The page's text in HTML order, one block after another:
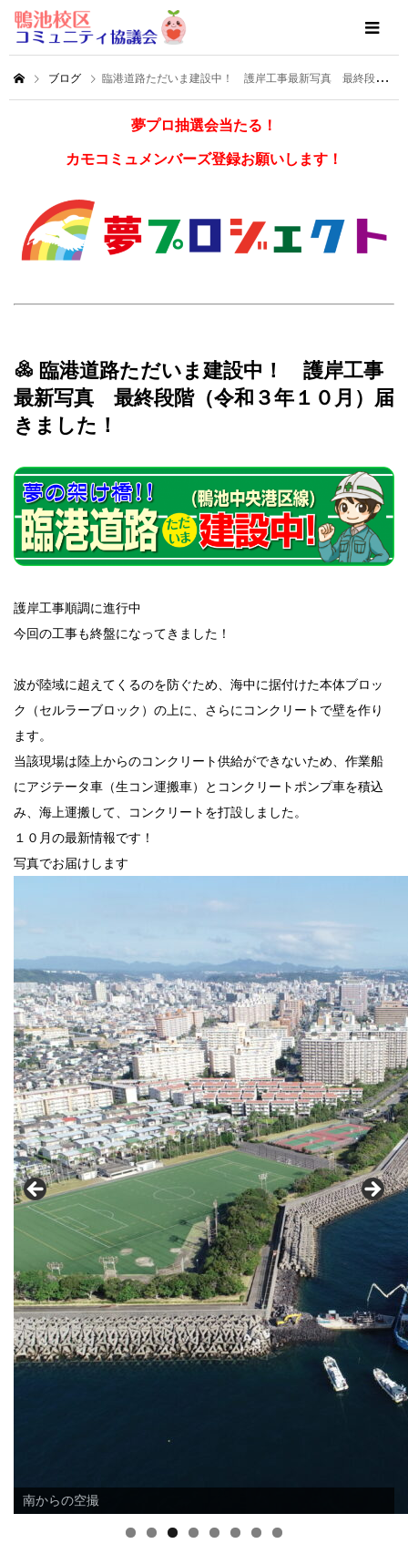
ブログ 臨港道路ただいま建設中！ 護岸工事最新写真 最終段階（令和３年１０月）届きました！
夢プロ抽選会当たる！
カモコミュメンバーズ登録お願いします！
臨港道路ただいま建設中！ 護岸工事
最新写真 最終段階（令和３年１０月）届
きました！
護岸工事順調に進行中
今回の工事も終盤になってきました！
波が陸域に超えてくるのを防ぐため、海中に据付けた本体ブロッ
ク（セルラーブロック）の上に、さらにコンクリートで壁を作り
ます。
当該現場は陸上からのコンクリート供給ができないため、作業船
にアジテータ車（生コン運搬車）とコンクリートポンプ車を積込
み、海上運搬して、コンクリートを打設しました。
１０月の最新情報です！
写真でお届けします
南からの空撮